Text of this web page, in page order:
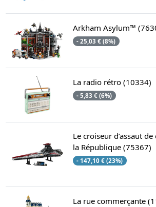
Arkham Asylum™
- 25,03 € (8%)
La radio rétro (10334)
- 5,83 € (6%)
Le croiseur d’assaut
la République (75367)
- 147,10 € (23%)
La rue commerçante